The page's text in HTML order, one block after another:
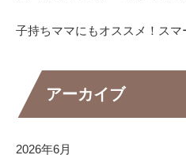
子持ちママにもオススメ！ス
アーカイブ
2026年6月